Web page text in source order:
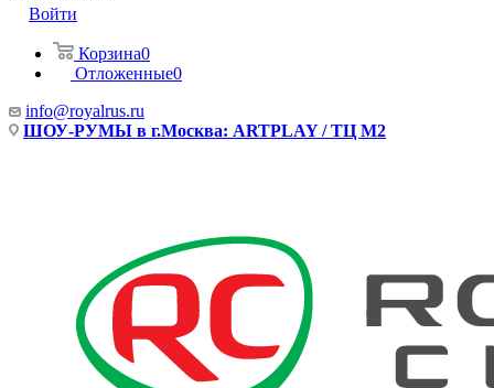
Войти
Корзина0
Отложенные0
info@royalrus.ru
ШОУ-РУМЫ в г.Москва: ARTPLAY / ТЦ М2